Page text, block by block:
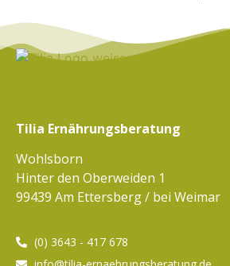
Tilia Ernährungsberatung
Wohlsborn
Hinter den Oberweiden 1
99439 Am Ettersberg / bei Weimar
(0) 3643 - 417 678